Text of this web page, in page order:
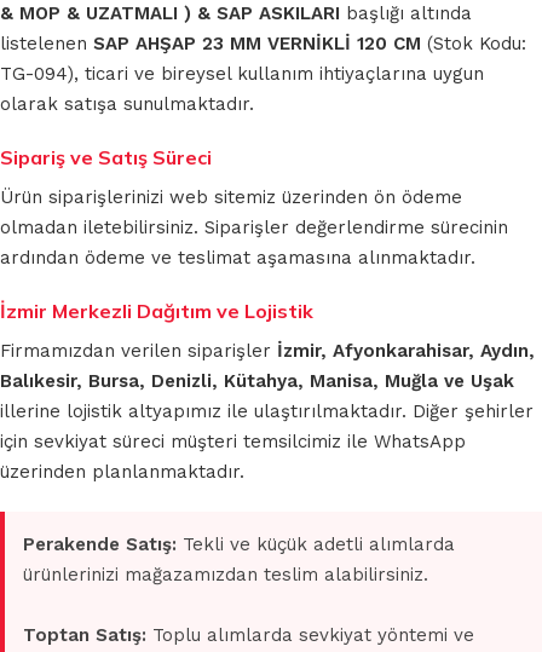
& MOP & UZATMALI ) & SAP ASKILARI başlığı altında
listelenen SAP AHŞAP 23 MM VERNİKLİ 120 CM (Stok Kodu:
TG-094), ticari ve bireysel kullanım ihtiyaçlarına uygun
olarak satışa sunulmaktadır.
Sipariş ve Satış Süreci
Ürün siparişlerinizi web sitemiz üzerinden ön ödeme
olmadan iletebilirsiniz. Siparişler değerlendirme sürecinin
ardından ödeme ve teslimat aşamasına alınmaktadır.
İzmir Merkezli Dağıtım ve Lojistik
Firmamızdan verilen siparişler İzmir, Afyonkarahisar, Aydın,
Balıkesir, Bursa, Denizli, Kütahya, Manisa, Muğla ve Uşak
illerine lojistik altyapımız ile ulaştırılmaktadır. Diğer şehirler
için sevkiyat süreci müşteri temsilcimiz ile WhatsApp
üzerinden planlanmaktadır.
Perakende Satış: Tekli ve küçük adetli alımlarda
ürünlerinizi mağazamızdan teslim alabilirsiniz.
Toptan Satış: Toplu alımlarda sevkiyat yöntemi ve